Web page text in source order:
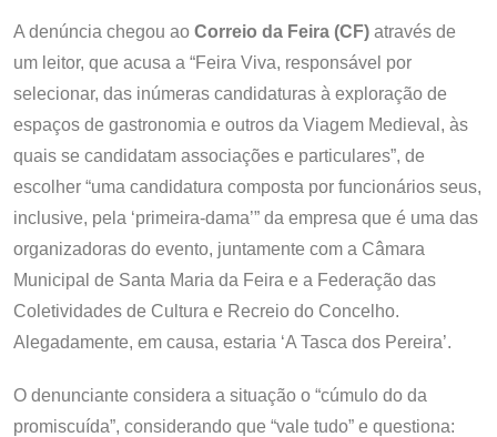
A denúncia chegou ao Correio da Feira (CF) através de
um leitor, que acusa a “Feira Viva, responsável por
selecionar, das inúmeras candidaturas à exploração de
espaços de gastronomia e outros da Viagem Medieval, às
quais se candidatam associações e particulares”, de
escolher “uma candidatura composta por funcionários seus,
inclusive, pela ‘primeira-dama’” da empresa que é uma das
organizadoras do evento, juntamente com a Câmara
Municipal de Santa Maria da Feira e a Federação das
Coletividades de Cultura e Recreio do Concelho.
Alegadamente, em causa, estaria ‘A Tasca dos Pereira’.
O denunciante considera a situação o “cúmulo do da
promiscuída”, considerando que “vale tudo” e questiona: